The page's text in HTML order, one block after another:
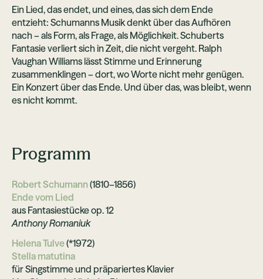
Ein Lied, das endet, und eines, das sich dem Ende
entzieht: Schumanns Musik denkt über das Aufhören
nach – als Form, als Frage, als Möglichkeit. Schuberts
Fantasie verliert sich in Zeit, die nicht vergeht. Ralph
Vaughan Williams lässt Stimme und Erinnerung
zusammenklingen – dort, wo Worte nicht mehr genügen.
Ein Konzert über das Ende. Und über das, was bleibt, wenn
es nicht kommt.
Programm
Robert Schumann(1810–1856)
Ende vom Lied
aus Fantasiestücke op. 12
Anthony Romaniuk
Helena Tulve(*1972)
Stella matutina
für Singstimme und präpariertes Klavier